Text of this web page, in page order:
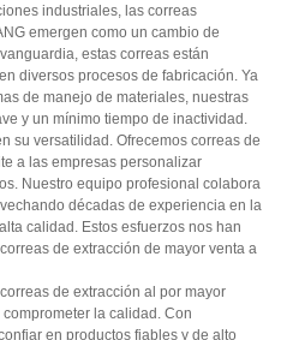
industriales, las correas
emergen como un cambio de
estas correas están
diversos procesos de fabricación. Ya
de manejo de materiales, nuestras
y un mínimo tiempo de inactividad.
su versatilidad. Ofrecemos correas de
a las empresas personalizar
Nuestro equipo profesional colabora
décadas de experiencia en la
calidad. Estos esfuerzos nos han
de extracción de mayor venta a
de extracción al por mayor
la calidad. Con
en productos fiables y de alto